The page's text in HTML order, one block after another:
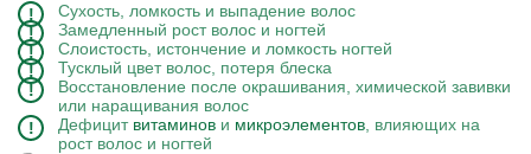
Сухость, ломкость и выпадение волос
Замедленный рост волос и ногтей
Слоистость, истончение и ломкость ногтей
Тусклый цвет волос, потеря блеска
Восстановление после окрашивания, химической завивки
или наращивания волос
Дефицит витаминов и микроэлементов , влияющих на
рост волос и ногтей